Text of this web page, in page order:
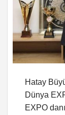
Hatay
Dünya
EXPO